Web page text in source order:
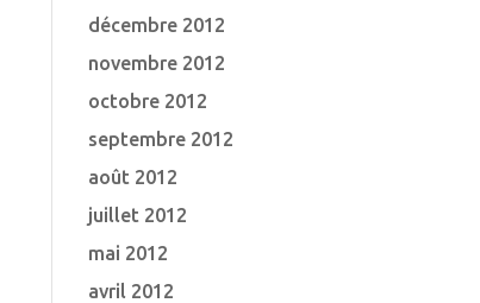
décembre 2012
novembre 2012
octobre 2012
septembre 2012
août 2012
juillet 2012
mai 2012
avril 2012